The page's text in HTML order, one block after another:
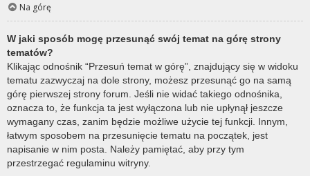
Na górę
W jaki sposób mogę przesunąć swój temat na górę strony
tematów?
Klikając odnośnik “Przesuń temat w górę”, znajdujący się w widoku
tematu zazwyczaj na dole strony, możesz przesunąć go na samą
górę pierwszej strony forum. Jeśli nie widać takiego odnośnika,
oznacza to, że funkcja ta jest wyłączona lub nie upłynął jeszcze
wymagany czas, zanim będzie możliwe użycie tej funkcji. Innym,
łatwym sposobem na przesunięcie tematu na początek, jest
napisanie w nim posta. Należy pamiętać, aby przy tym
przestrzegać regulaminu witryny.